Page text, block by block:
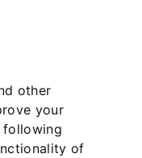
other
your
following
of